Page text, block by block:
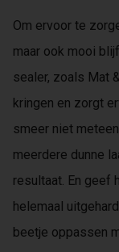
Om ervoor te
maar ook mooi
sealer, zoals Mat
kringen en zorgt
smeer niet
meerdere dunne
resultaat. En geef
helemaal
beetje oppassen